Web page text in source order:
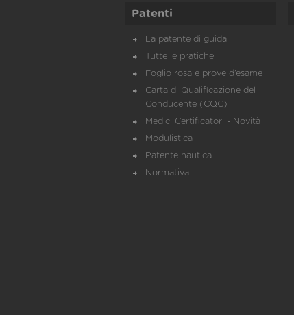
Patenti
La patente di guida
Tutte le pratiche
Foglio rosa e prove d’esame
Carta di Qualificazione del
Conducente (CQC)
Medici Certificatori - Novità
Modulistica
Patente nautica
Normativa